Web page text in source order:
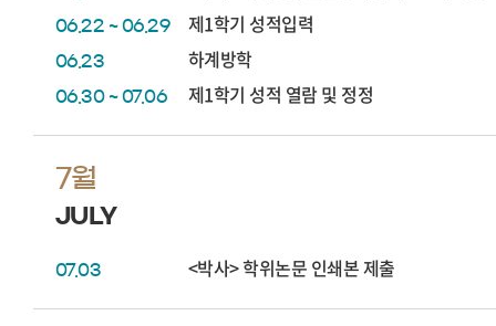
06.22 ~ 06.29 제1학기 성적입력
06.23 하계방학
06.30 ~ 07.06 제1학기 성적 열람 및 정정
7월
JULY
07.03 <박사> 학위논문 인쇄본 제출